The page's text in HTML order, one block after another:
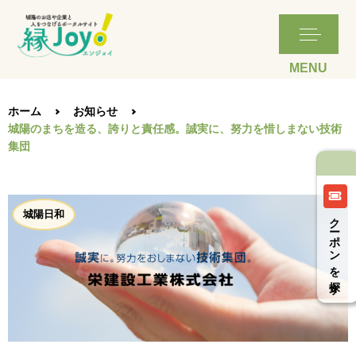
クーポンを探す
ホーム
お知らせ
城陽のまちを造る、誇りと責任感。誠実に、努力を惜しまない技術
集団
城陽日和